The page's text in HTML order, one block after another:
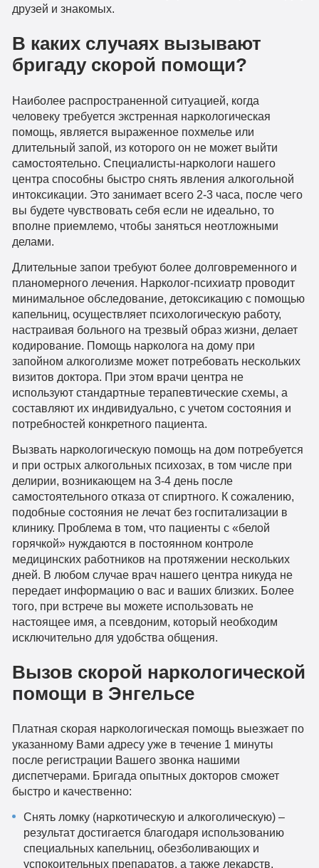
друзей и знакомых.
В каких случаях вызывают
бригаду скорой помощи?
Наиболее распространенной ситуацией, когда
человеку требуется экстренная наркологическая
помощь, является выраженное похмелье или
длительный запой, из которого он не может выйти
самостоятельно. Специалисты-наркологи нашего
центра способны быстро снять явления алкогольной
интоксикации. Это занимает всего 2-3 часа, после чего
вы будете чувствовать себя если не идеально, то
вполне приемлемо, чтобы заняться неотложными
делами.
Длительные запои требуют более долговременного и
планомерного лечения. Нарколог-психиатр проводит
минимальное обследование, детоксикацию с помощью
капельниц, осуществляет психологическую работу,
настраивая больного на трезвый образ жизни, делает
кодирование. Помощь нарколога на дому при
запойном алкоголизме может потребовать нескольких
визитов доктора. При этом врачи центра не
используют стандартные терапевтические схемы, а
составляют их индивидуально, с учетом состояния и
потребностей конкретного пациента.
Вызвать наркологическую помощь на дом потребуется
и при острых алкогольных психозах, в том числе при
делирии, возникающем на 3-4 день после
самостоятельного отказа от спиртного. К сожалению,
подобные состояния не лечат без госпитализации в
клинику. Проблема в том, что пациенты с «белой
горячкой» нуждаются в постоянном контроле
медицинских работников на протяжении нескольких
дней. В любом случае врач нашего центра никуда не
передает информацию о вас и ваших близких. Более
того, при встрече вы можете использовать не
настоящее имя, а псевдоним, который необходим
исключительно для удобства общения.
Вызов скорой наркологической
помощи в Энгельсе
Платная скорая наркологическая помощь выезжает по
указанному Вами адресу уже в течение 1 минуты
после регистрации Вашего звонка нашими
диспетчерами. Бригада опытных докторов сможет
быстро и качественно:
Снять ломку (наркотическую и алкоголическую) –
результат достигается благодаря использованию
специальных капельниц, обезболивающих и
успокоительных препаратов, а также лекарств,